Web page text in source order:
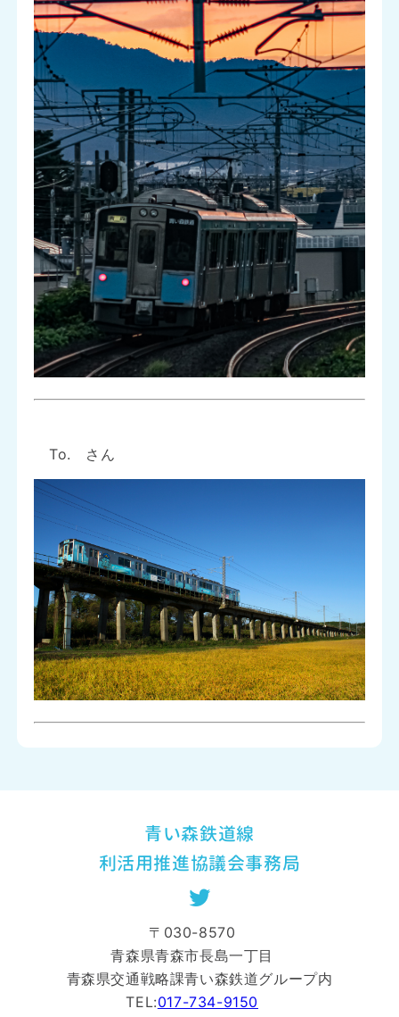
To. さん
青い森鉄道線
利活用推進協議会事務局
〒030-8570
青森県青森市長島一丁目
青森県交通戦略課青い森鉄道グループ内
TEL:017-734-9150